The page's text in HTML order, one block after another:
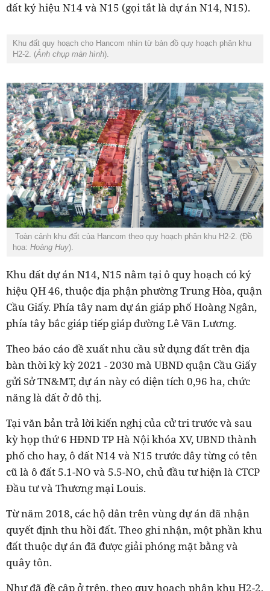
đất ký hiệu N14 và N15 (gọi tắt là dự án N14, N15).
Khu đất quy hoạch cho Hancom nhìn từ bản đồ quy hoạch phân khu
H2-2. (Ảnh chụp màn hình).
Toàn cảnh khu đất của Hancom theo quy hoạch phân khu H2-2. (Đồ
họa: Hoàng Huy).
Khu đất dự án N14, N15 nằm tại ô quy hoạch có ký
hiệu QH 46, thuộc địa phận phường Trung Hòa, quận
Cầu Giấy. Phía tây nam dự án giáp phố Hoàng Ngân,
phía tây bắc giáp tiếp giáp đường Lê Văn Lương.
Theo báo cáo đề xuất nhu cầu sử dụng đất trên địa
bàn thời kỳ kỳ 2021 - 2030 mà UBND quận Cầu Giấy
gửi Sở TN&MT, dự án này có diện tích 0,96 ha, chức
năng là đất ở đô thị.
Tại văn bản trả lời kiến nghị của cử tri trước và sau
kỳ họp thứ 6 HĐND TP Hà Nội khóa XV, UBND thành
phố cho hay, ô đất N14 và N15 trước đây từng có tên
cũ là ô đất 5.1-NO và 5.5-NO, chủ đầu tư hiện là CTCP
Đầu tư và Thương mại Louis.
Từ năm 2018, các hộ dân trên vùng dự án đã nhận
quyết định thu hồi đất. Theo ghi nhận, một phần khu
đất thuộc dự án đã được giải phóng mặt bằng và
quây tôn.
Như đã đề cập ở trên, theo quy hoạch phân khu H2-2,